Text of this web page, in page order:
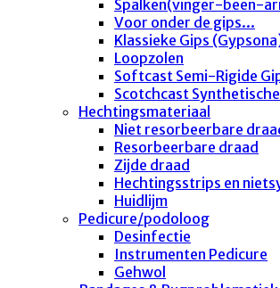
Spalken(vinger-been-
Voor onder de gips...
Klassieke Gips
Loopzolen
Softcast Semi-Rigide
Scotchcast
Hechtingsmateriaal
Niet resorbeerbare
Resorbeerbare draad
Zijde draad
Hechtingsstrips en
Huidlijm
Pedicure/podoloog
Desinfectie
Instrumenten Pedicure
Gehwol